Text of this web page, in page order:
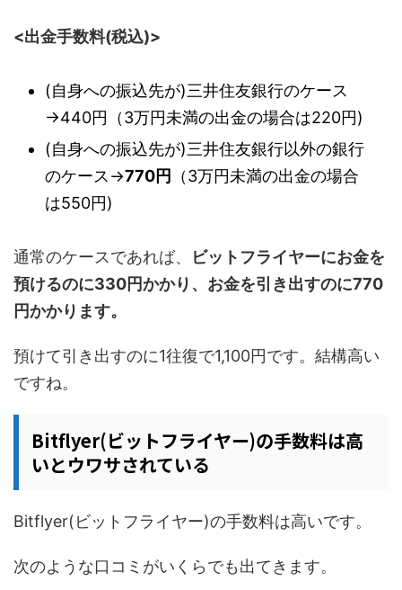
<出金手数料(税込)>
(自身への振込先が)三井住友銀行のケース
→440円（3万円未満の出金の場合は220円)
(自身への振込先が)三井住友銀行以外の銀行
のケース→770円
（3万円未満の出金の場合
は550円)
通常のケースであれば、
ビットフライヤーにお金を
預けるのに330円かかり、お金を引き出すのに770
円かかります。
預けて引き出すのに1往復で1,100円です。結構高い
ですね。
Bitflyer(ビットフライヤー)の手数料は高
いとウワサされている
Bitflyer(ビットフライヤー)の手数料は高いです。
次のような口コミがいくらでも出てきます。